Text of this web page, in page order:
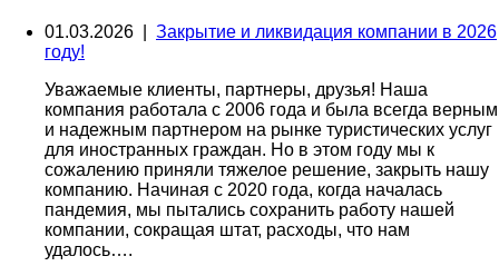
01.03.2026 | Закрытие и ликвидация компании в 2026
году!
Уважаемые клиенты, партнеры, друзья! Наша
компания работала с 2006 года и была всегда верным
и надежным партнером на рынке туристических услуг
для иностранных граждан. Но в этом году мы к
сожалению приняли тяжелое решение, закрыть нашу
компанию. Начиная с 2020 года, когда началась
пандемия, мы пытались сохранить работу нашей
компании, сокращая штат, расходы, что нам
удалось….